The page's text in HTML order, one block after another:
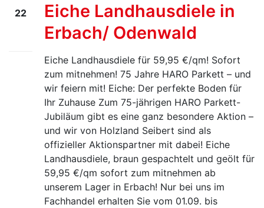
22
Eiche Landhausdiele in
Erbach/ Odenwald
Eiche Landhausdiele für 59,95 €/qm! Sofort
zum mitnehmen! 75 Jahre HARO Parkett – und
wir feiern mit! Eiche: Der perfekte Boden für
Ihr Zuhause Zum 75-jährigen HARO Parkett-
Jubiläum gibt es eine ganz besondere Aktion –
und wir von Holzland Seibert sind als
offizieller Aktionspartner mit dabei! Eiche
Landhausdiele, braun gespachtelt und geölt für
59,95 €/qm sofort zum mitnehmen ab
unserem Lager in Erbach! Nur bei uns im
Fachhandel erhalten Sie vom 01.09. bis